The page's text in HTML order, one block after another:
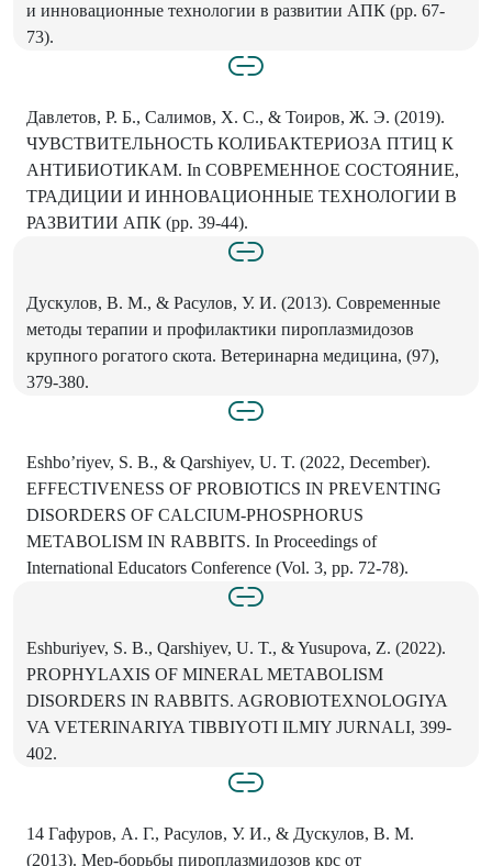
и инновационные технологии в развитии АПК (pp. 67-
73).
Давлетов, Р. Б., Салимов, Х. С., & Тоиров, Ж. Э. (2019).
ЧУВСТВИТЕЛЬНОСТЬ КОЛИБАКТЕРИОЗА ПТИЦ К
АНТИБИОТИКАМ. In СОВРЕМЕННОЕ СОСТОЯНИЕ,
ТРАДИЦИИ И ИННОВАЦИОННЫЕ ТЕХНОЛОГИИ В
РАЗВИТИИ АПК (pp. 39-44).
Дускулов, В. М., & Расулов, У. И. (2013). Cовременные
методы терапии и профилактики пироплазмидозов
крупного рогатого скота. Ветеринарна медицина, (97),
379-380.
Eshbo’riyev, S. B., & Qarshiyev, U. T. (2022, December).
EFFECTIVENESS OF PROBIOTICS IN PREVENTING
DISORDERS OF CALCIUM-PHOSPHORUS
METABOLISM IN RABBITS. In Proceedings of
International Educators Conference (Vol. 3, pp. 72-78).
Eshburiyev, S. B., Qarshiyev, U. T., & Yusupova, Z. (2022).
PROPHYLAXIS OF MINERAL METABOLISM
DISORDERS IN RABBITS. AGROBIOTEXNOLOGIYA
VA VETERINARIYA TIBBIYOTI ILMIY JURNALI, 399-
402.
14 Гафуров, А. Г., Расулов, У. И., & Дускулов, В. М.
(2013). Мер-борьбы пироплазмидозов крс от